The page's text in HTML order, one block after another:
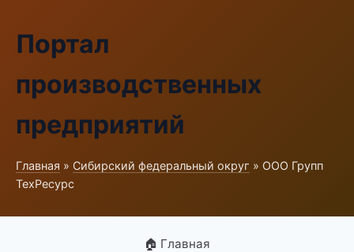
Портал
производственных
предприятий
Главная » Сибирский федеральный округ » ООО Групп
ТехРесурс
🏠 Главная